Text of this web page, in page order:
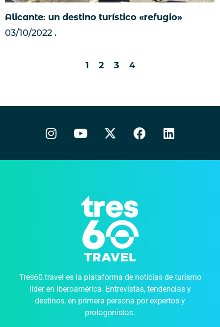
Alicante: un destino turístico «refugio»
03/10/2022
1 2 3 4
Tres60.travel es la plataforma de noticias de turismo
líder en Iberoamérica. Entrevistas, tendencias y
destinos, en primera persona por expertos y
protagonistas.